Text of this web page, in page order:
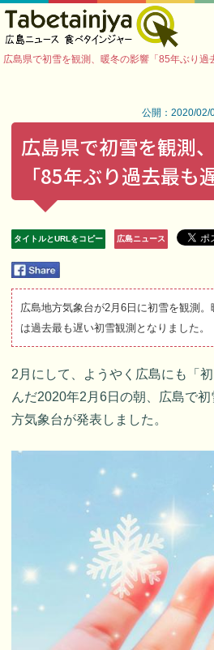
広島県で初雪を観測、暖冬の影響「85年ぶり過
公開：2020/02/
広島県で初雪を観測
「85年ぶり過去最も
タイトルとURLをコピー 広島ニュース
広島地方気象台が2月6日に初雪を観測
は過去最も遅い初雪観測となりました。
2月にして、ようやく広島にも「
んだ2020年2月6日の朝、広島で
方気象台が発表しました。